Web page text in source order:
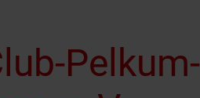
Pelkum-